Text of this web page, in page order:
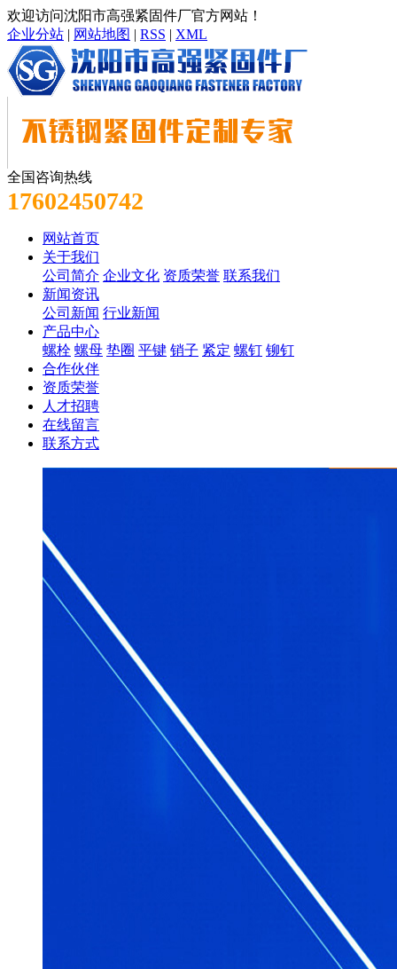
欢迎访问沈阳市高强紧固件厂官方网站！
企业分站 | 网站地图 | RSS | XML
全国咨询热线
17602450742
网站首页
关于我们
公司简介 企业文化 资质荣誉 联系我们
新闻资讯
公司新闻 行业新闻
产品中心
螺栓 螺母 垫圈 平键 销子 紧定 螺钉 铆钉
合作伙伴
资质荣誉
人才招聘
在线留言
联系方式